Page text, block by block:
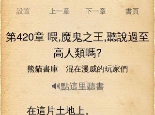
設置 上一章 下一章 書頁
第420章 喂,魔鬼之王,聽說過至
高人類嗎?
熊貓書庫 混在漫威的玩家們
🔊點這里聽書
在這片土地上。